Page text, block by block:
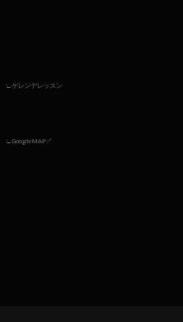
ゲレンデレッスン
GoogleMAP↗︎